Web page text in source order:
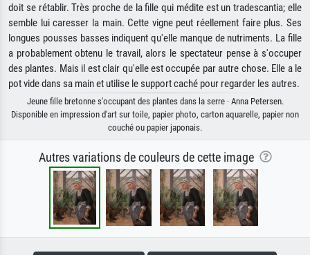
doit se rétablir. Très proche de la fille qui médite est un tradescantia; elle
semble lui caresser la main. Cette vigne peut réellement faire plus. Ses
longues pousses basses indiquent qu'elle manque de nutriments. La fille
a probablement obtenu le travail, alors le spectateur pense à s'occuper
des plantes. Mais il est clair qu'elle est occupée par autre chose. Elle a le
pot vide dans sa main et utilise le support caché pour regarder les autres.
Jeune fille bretonne s'occupant des plantes dans la serre · Anna Petersen.
Disponible en impression d'art sur toile, papier photo, carton aquarelle, papier non
couché ou papier japonais.
Autres variations de couleurs de cette image